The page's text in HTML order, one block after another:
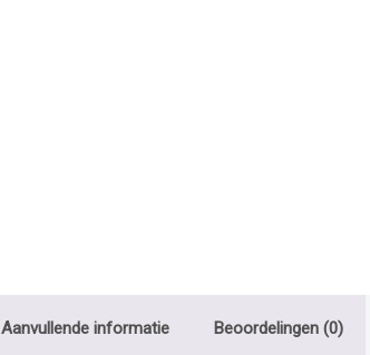
Aanvullende informatie Beoordelingen (0)